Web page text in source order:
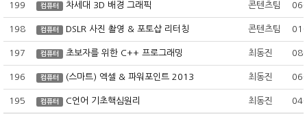
199 컴퓨터 차세대 3D 배경 그래픽 콘텐츠팀
198 컴퓨터 DSLR 사진 촬영 & 포토샵 리터칭 콘텐츠팀
197 컴퓨터 초보자를 위한 C++ 프로그래밍 최동진
196 컴퓨터 (스마트) 엑셀 & 파워포인트 2013 최동진
195 컴퓨터 C언어 기초핵심원리 최동진